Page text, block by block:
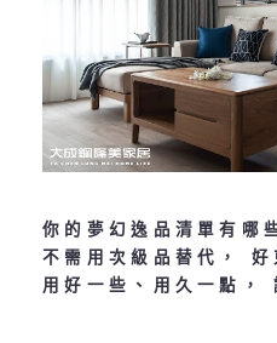
你的夢幻逸品清單有
不需用次級品替代，
用好一些、用久一點，